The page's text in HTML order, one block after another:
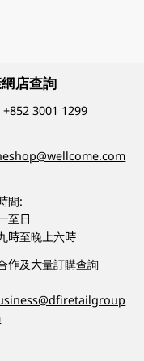
店查詢
+852 3001 1299
間:
至日
時至晚上六時
作及大量訂購查詢